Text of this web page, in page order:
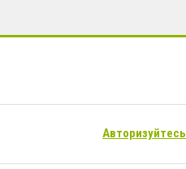
Авторизуйтесь